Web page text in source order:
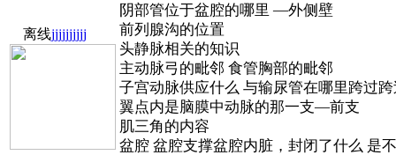
离线jjjjjjjjjj
阴部管位于盆腔的哪里 —外侧壁
前列腺沟的位置
头静脉相关的知识
主动脉弓的毗邻 食管胸部的毗邻
子宫动脉供应什么 与输尿管在哪里跨过
翼点内是脑膜中动脉的那一支—前支
肌三角的内容
盆腔 盆腔支撑盆腔内脏，封闭了什么 是